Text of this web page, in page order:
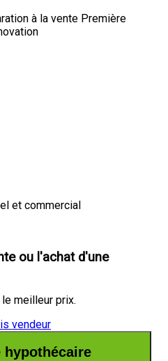
à la vente Première
et commercial
ou l'achat d'une
meilleur prix.
vendeur
hypothécaire